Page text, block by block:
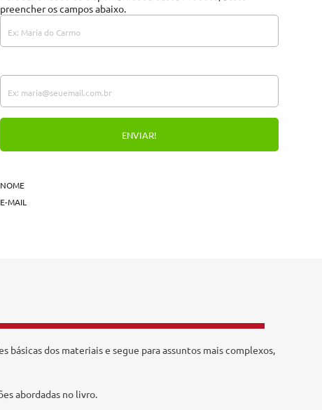
preencher os campos abaixo.
NOME
E-MAIL
dos materiais e segue para assuntos mais complexos,
abordadas no livro.